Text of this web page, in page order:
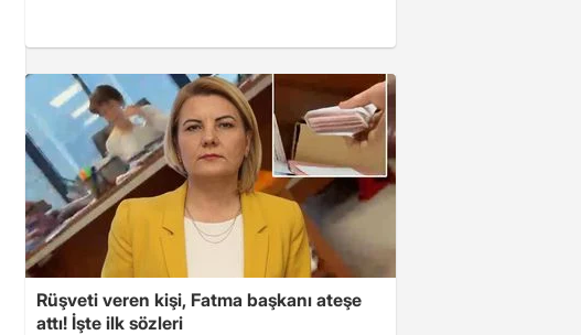
Rüşveti veren kişi, Fatma başkanı ateşe
attı! İşte ilk sözleri